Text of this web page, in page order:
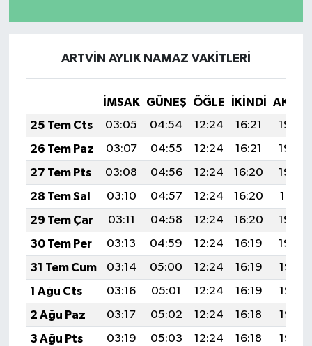
ARTVİN AYLIK NAMAZ VAKITLERI
İMSAK GÜNEŞ ÖĞLE İKINDI
25 Tem Cts
03:05 04:54 12:24 16:21
19:44
26 Tem Paz
03:07 04:55 12:24 16:21
19:43
27 Tem Pts
03:08 04:56 12:24 16:20
19:42
28 Tem Sal
03:10 04:57 12:24 16:20
19:41
29 Tem Çar
03:11 04:58 12:24 16:20
19:40
30 Tem Per
03:13 04:59 12:24 16:19
19:39
31 Tem Cum
03:14 05:00 12:24 16:19
19:38
1 Ağu Cts
03:16 05:01 12:24 16:19
19:37
2 Ağu Paz
03:17 05:02 12:24 16:18
19:36
3 Ağu Pts
03:19 05:03 12:24 16:18
19:35